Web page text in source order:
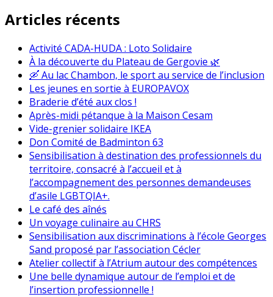
Articles récents
Activité CADA-HUDA : Loto Solidaire
À la découverte du Plateau de Gergovie 🌿
🛶 Au lac Chambon, le sport au service de l’inclusion
Les jeunes en sortie à EUROPAVOX
Braderie d’été aux clos !
Après-midi pétanque à la Maison Cesam
Vide-grenier solidaire IKEA
Don Comité de Badminton 63
Sensibilisation à destination des professionnels du
territoire, consacré à l’accueil et à
l’accompagnement des personnes demandeuses
d’asile LGBTQIA+.
Le café des aînés
Un voyage culinaire au CHRS
Sensibilisation aux discriminations à l’école Georges
Sand proposé par l’association Cécler
Atelier collectif à l’Atrium autour des compétences
Une belle dynamique autour de l’emploi et de
l’insertion professionnelle !